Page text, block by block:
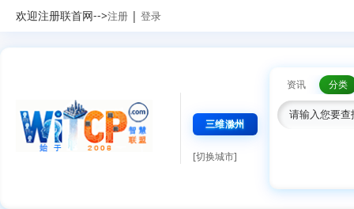
欢迎注册联首网-->注册 | 登录
三维滁州
[切换城市]
资讯 分类